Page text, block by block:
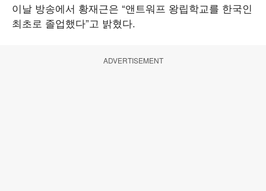
이날 방송에서 황재근은 “앤트워프 왕립학교를 한국인
최초로 졸업했다”고 밝혔다.
ADVERTISEMENT